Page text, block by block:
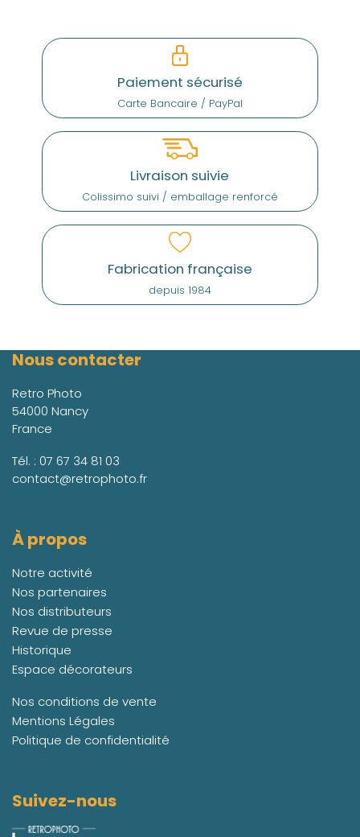
Paiement sécurisé
Carte Bancaire / PayPal
Livraison suivie
Colissimo suivi / emballage renforcé
Fabrication française
depuis 1984
Nous contacter
Retro Photo
54000 Nancy
France
Tél. : 07 67 34 81 03
contact@retrophoto.fr
À propos
Notre activité
Nos partenaires
Nos distributeurs
Revue de presse
Historique
Espace décorateurs
Nos conditions de vente
Mentions Légales
Politique de confidentialité
Suivez-nous